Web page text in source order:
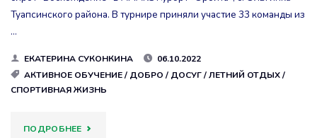
Туапсинского района. В турнире приняли участие 33 команды из
…
ЕКАТЕРИНА СУКОНКИНА
06.10.2022
АКТИВНОЕ ОБУЧЕНИЕ/ ДОБРО / ДОСУГ/ЛЕТНИЙ ОТДЫХ/
СПОРТИВНАЯ ЖИЗНЬ
ПОДРОБНЕЕ"«ВОСХОЖДЕНИЕ»"